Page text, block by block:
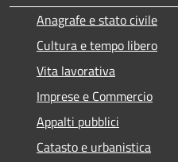
Anagrafe e stato civile
Cultura e tempo libero
Vita lavorativa
Imprese e Commercio
Appalti pubblici
Catasto e urbanistica